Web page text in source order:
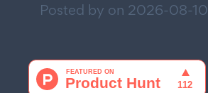
Posted by on 2026-08-10